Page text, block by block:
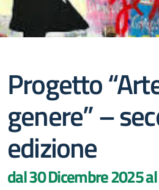
Progetto
genere” –
edizione
dal 30 Dicembre 2025